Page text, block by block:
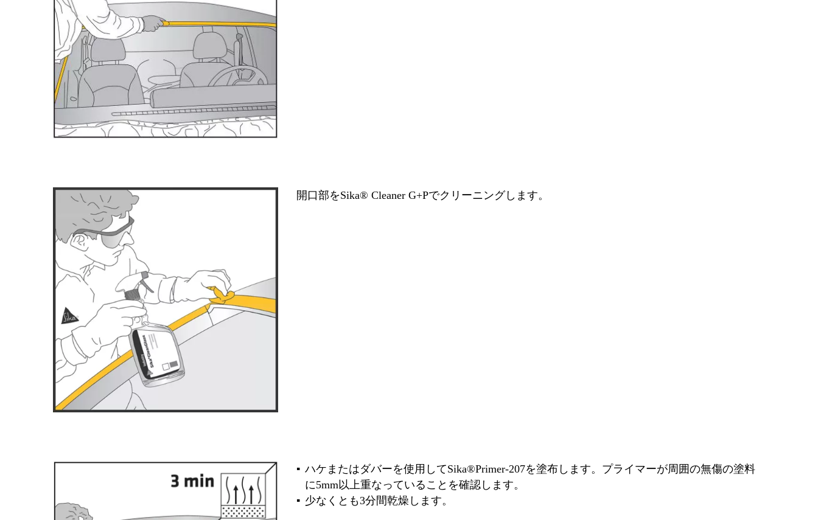
開口部をSika® Cleaner G+Pでクリーニングします。
ハケまたはダバーを使用してSika®Primer-207を塗布します。プライマーが周囲の無傷の塗料
に5mm以上重なっていることを確認します。
少なくとも3分間乾燥します。